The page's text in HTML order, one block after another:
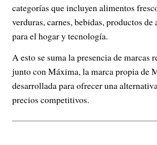
categorías que incluyen alimentos
verduras, carnes, bebidas, productos de
para el hogar y tecnología.
A esto se suma la presencia de marcas
junto con Máxima, la marca propia de
desarrollada para ofrecer una
precios competitivos.